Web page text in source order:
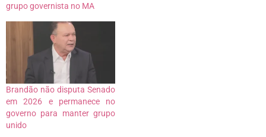
grupo governista no MA
Brandão não disputa Senado
em 2026 e permanece no
governo para manter grupo
unido